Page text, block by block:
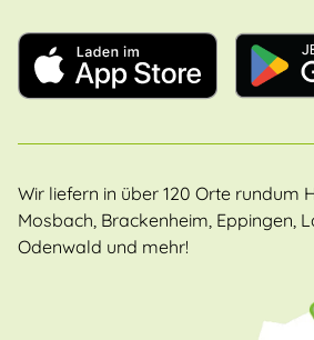
Wir liefern in über 120 Orte rundum
Mosbach, Brackenheim, Eppingen,
Odenwald und mehr!